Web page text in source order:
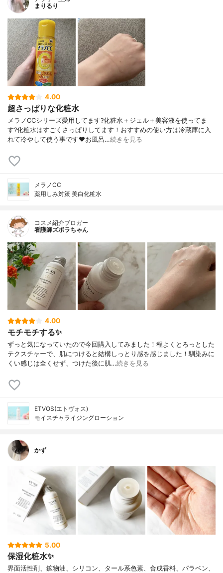
まりるり
4.00
超さっぱりな化粧水
メラノCCシリーズ愛用してます?化粧水＋ジェル＋美容液を使ってま
す?化粧水はすごくさっぱりしてます！おすすめの使い方は冷蔵庫に入
れて冷やして使う事です❤️お風呂…続きを見る
メラノCC
薬用しみ対策 美白化粧水
コスメ紹介ブロガー
看護師ズボラちゃん
4.00
モチモチする✨
ずっと気になっていたので今回購入してみました！程よくとろっとした
テクスチャーで、肌につけると結構しっとり感を感じました！馴染みに
くい感じは全くせず、つけた後に肌…続きを見る
ETVOS(エトヴォス)
モイスチャライジングローション
かず
5.00
保湿化粧水✨
界面活性剤、鉱物油、シリコン、タール系色素、合成香料、パラベン、